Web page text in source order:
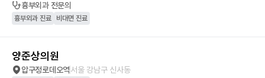
흉부외과전문의
흉부외과 진료 비대면 진료
양준상의원
압구정로데오역서울 강남구 신사동